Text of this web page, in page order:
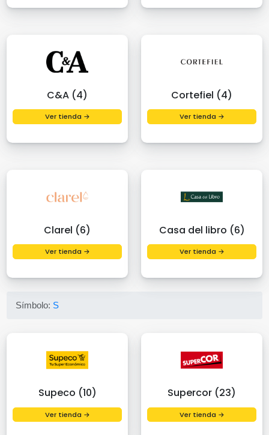
C&A (4)
Ver tienda →
Cortefiel (4)
Ver tienda →
Clarel (6)
Ver tienda →
Casa del libro (6)
Ver tienda →
Símbolo: S
Supeco (10)
Ver tienda →
Supercor (23)
Ver tienda →